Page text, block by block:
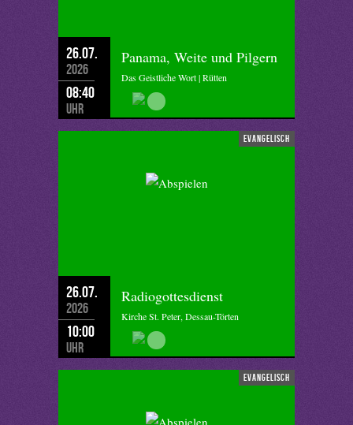
26.07.
2026
08:40
Uhr
Panama, Weite und Pilgern
Das Geistliche Wort | Rütten
evangelisch
26.07.
2026
10:00
Uhr
Radiogottesdienst
Kirche St. Peter, Dessau-Törten
evangelisch